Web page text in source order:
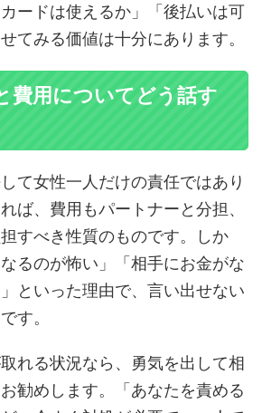
ードは使えるか」「後払いは可
てみる価値は十分にあります。
費用についてどう話す
て女性一人だけの責任ではあり
ば、費用もパートナーと分担、
すべき性質のものです。しか
るのが怖い」「相手にお金がな
といった理由で、言い出せない
す。
れる状況なら、勇気を出して相
勧めします。「あなたを責める